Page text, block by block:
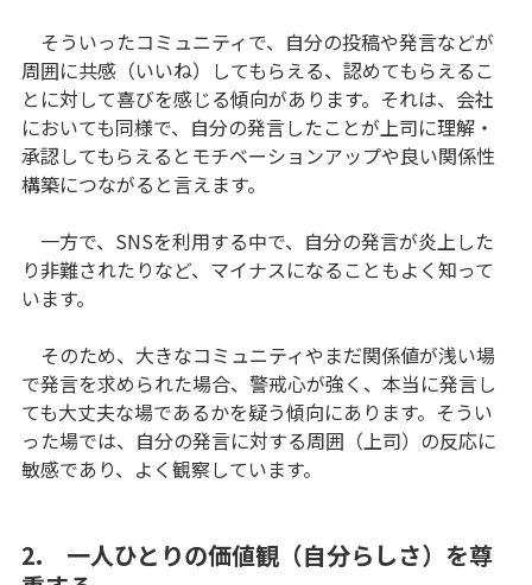
そういったコミュニティで、自分の投稿や発言などが
周囲に共感（いいね）してもらえる、認めてもらえるこ
とに対して喜びを感じる傾向があります。それは、会社
においても同様で、自分の発言したことが上司に理解・
承認してもらえるとモチベーションアップや良い関係性
構築につながると言えます。
一方で、SNSを利用する中で、自分の発言が炎上した
り非難されたりなど、マイナスになることもよく知って
います。
そのため、大きなコミュニティやまだ関係値が浅い場
で発言を求められた場合、警戒心が強く、本当に発言し
ても大丈夫な場であるかを疑う傾向にあります。そうい
った場では、自分の発言に対する周囲（上司）の反応に
敏感であり、よく観察しています。
2. 一人ひとりの価値観（自分らしさ）を尊